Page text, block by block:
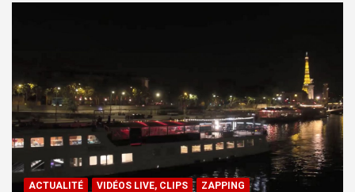
ACTUALITÉ VIDÉOS LIVE, CLIPS ZAPPING